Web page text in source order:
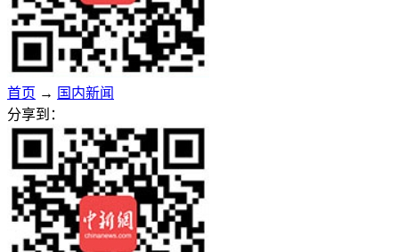
首页 → 国内新闻
分享到：